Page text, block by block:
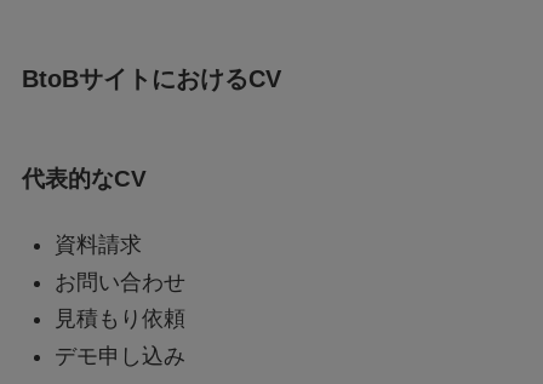
BtoBサイトにおけるCV
代表的なCV
資料請求
お問い合わせ
見積もり依頼
デモ申し込み